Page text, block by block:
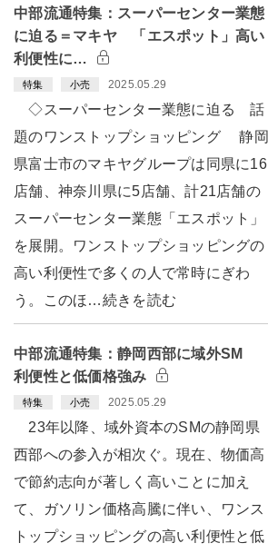
中部流通特集：スーパーセンター業態
に迫る＝マキヤ 「エスポット」高い
利便性に…
特集 小売 2025.05.29
◇スーパーセンター業態に迫る 話
題のワンストップショッピング 静岡
県富士市のマキヤグループは同県に16
店舗、神奈川県に5店舗、計21店舗の
スーパーセンター業態「エスポット」
を展開。ワンストップショッピングの
高い利便性で多くの人で常時にぎわ
う。このほ…続きを読む
中部流通特集：静岡西部に域外SM
利便性と低価格強み
特集 小売 2025.05.29
23年以降、域外資本のSMの静岡県
西部への参入が相次ぐ。現在、物価高
で節約志向が著しく高いことに加え
て、ガソリン価格高騰に伴い、ワンス
トップショッピングの高い利便性と低